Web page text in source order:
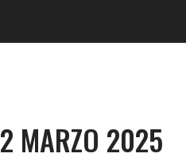
MARZO 2025